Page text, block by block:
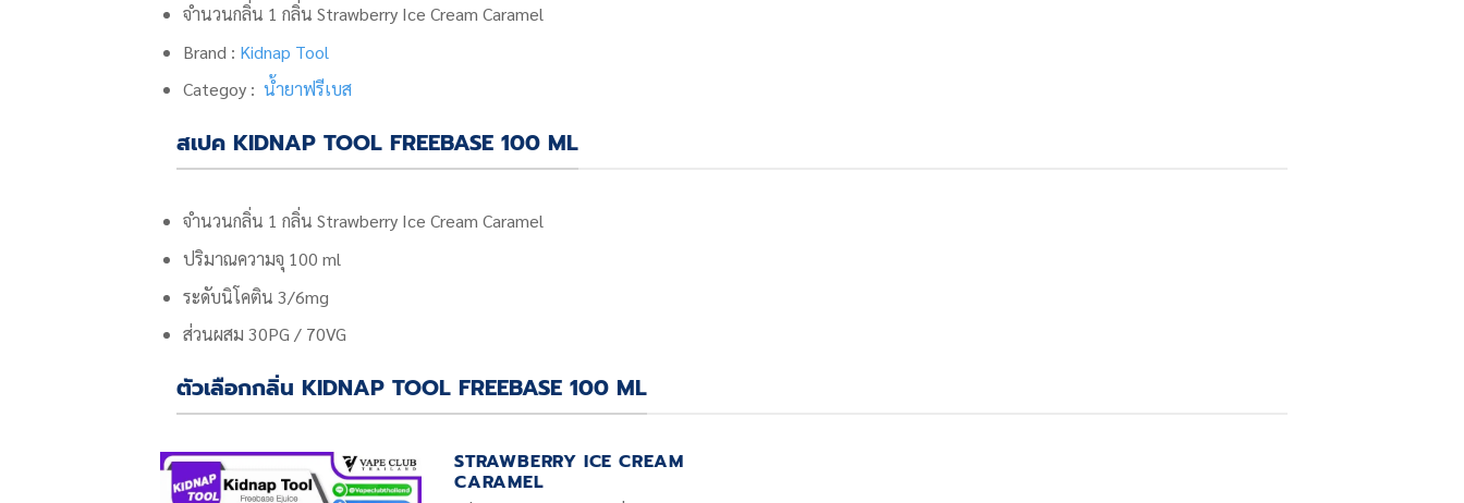
จำนวนกลิ่น 1 กลิ่น Strawberry Ice Cream Caramel
Brand : Kidnap Tool
Categoy : น้ำยาฟรีเบส
สเปค KIDNAP TOOL FREEBASE 100 ML
จำนวนกลิ่น 1 กลิ่น Strawberry Ice Cream Caramel
ปริมาณความจุ 100 ml
ระดับนิโคติน 3/6mg
ส่วนผสม 30PG / 70VG
ตัวเลือกกลิ่น KIDNAP TOOL FREEBASE 100 ML
STRAWBERRY ICE CREAM
CARAMEL